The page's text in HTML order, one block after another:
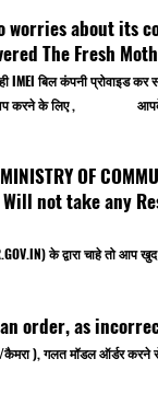
worries about its
The Fresh
तो ही IMEI बिल कंपनी
पिकअप करने के लिए ,
OF
Will not take any
) के द्वारा चाहे तो
order, as
कैमरा ), गलत मॉडल ऑर्डर